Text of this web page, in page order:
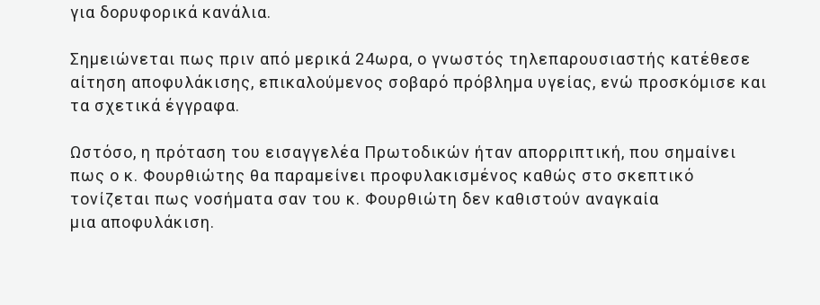
για δορυφορικά κανάλια.
Σημειώνεται πως πριν από μερικά 24ωρα, ο γνωστός τηλεπαρουσιαστής κατέθεσε
αίτηση αποφυλάκισης, επικαλούμενος σοβαρό πρόβλημα υγείας, ενώ προσκόμισε και
τα σχετικά έγγραφα.
Ωστόσο, η πρόταση του εισαγγελέα Πρωτοδικών ήταν απορριπτική, που σημαίνει
πως ο κ. Φουρθιώτης θα παραμείνει προφυλακισμένος καθώς στο σκεπτικό
τονίζεται πως νοσήματα σαν του κ. Φουρθιώτη δεν καθιστούν αναγκαία
μια αποφυλάκιση.